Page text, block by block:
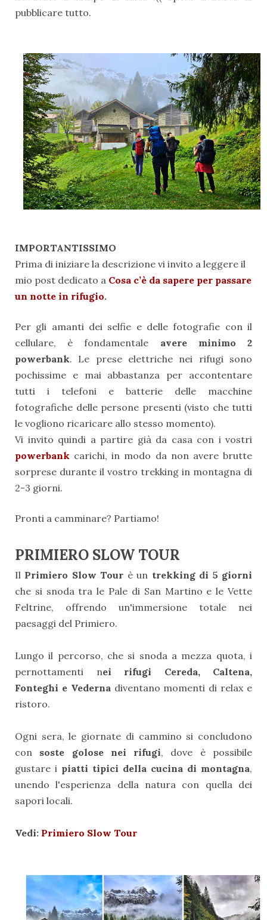
pubblicare tutto.
IMPORTANTISSIMO
Prima di iniziare la descrizione vi invito a leggere il
mio post dedicato a Cosa c’è da sapere per passare
un notte in rifugio.
Per gli amanti dei selfie e delle fotografie con il
cellulare, è fondamentale avere minimo 2
powerbank. Le prese elettriche nei rifugi sono
pochissime e mai abbastanza per accontentare
tutti i telefoni e batterie delle macchine
fotografiche delle persone presenti (visto che tutti
le vogliono ricaricare allo stesso momento).
Vi invito quindi a partire già da casa con i vostri
powerbank carichi, in modo da non avere brutte
sorprese durante il vostro trekking in montagna di
2-3 giorni.
Pronti a camminare? Partiamo!
PRIMIERO SLOW TOUR
Il Primiero Slow Tour è un trekking di 5 giorni
che si snoda tra le Pale di San Martino e le Vette
Feltrine, offrendo un'immersione totale nei
paesaggi del Primiero.
Lungo il percorso, che si snoda a mezza quota, i
pernottamenti nei rifugi Cereda, Caltena,
Fonteghi e Vederna diventano momenti di relax e
ristoro.
Ogni sera, le giornate di cammino si concludono
con soste golose nei rifugi, dove è possibile
gustare i piatti tipici della cucina di montagna,
unendo l'esperienza della natura con quella dei
sapori locali.
Vedi: Primiero Slow Tour